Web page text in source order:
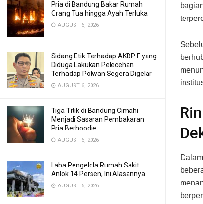
Pria di Bandung Bakar Rumah
Orang Tua hingga Ayah Terluka
AUGUST 6, 2026
Sidang Etik Terhadap AKBP F yang
Diduga Lakukan Pelecehan
Terhadap Polwan Segera Digelar
AUGUST 6, 2026
Tiga Titik di Bandung Cimahi
Menjadi Sasaran Pembakaran
Pria Berhoodie
AUGUST 6, 2026
Laba Pengelola Rumah Sakit
Anlok 14 Persen, Ini Alasannya
AUGUST 6, 2026